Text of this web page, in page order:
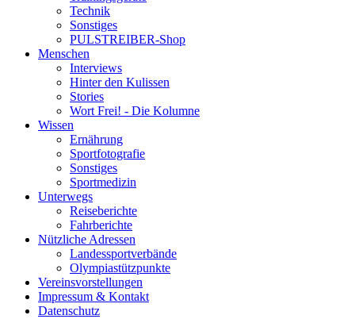
Technik
Sonstiges
PULSTREIBER-Shop
Menschen
Interviews
Hinter den Kulissen
Stories
Wort Frei! - Die Kolumne
Wissen
Ernährung
Sportfotografie
Sonstiges
Sportmedizin
Unterwegs
Reiseberichte
Fahrberichte
Nützliche Adressen
Landessportverbände
Olympiastützpunkte
Vereinsvorstellungen
Impressum & Kontakt
Datenschutz